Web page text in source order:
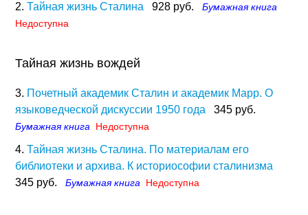
2. Тайная жизнь Сталина 928 руб.
Бумажная книга
Недоступна
Тайная жизнь вождей
3. Почетный академик Сталин и академик Марр. О
языковедческой дискуссии 1950 года
345 руб.
Бумажная книга Недоступна
4. Тайная жизнь Сталина. По материалам его
библиотеки и архива. К историософии сталинизма
345 руб.
Бумажная книга Недоступна